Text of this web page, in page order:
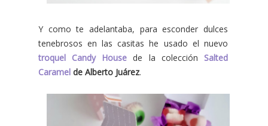
Y como te adelantaba, para esconder dulces
tenebrosos en las casitas he usado el nuevo
troquel Candy Housede la colección Salted
Caramel de Alberto Juárez.